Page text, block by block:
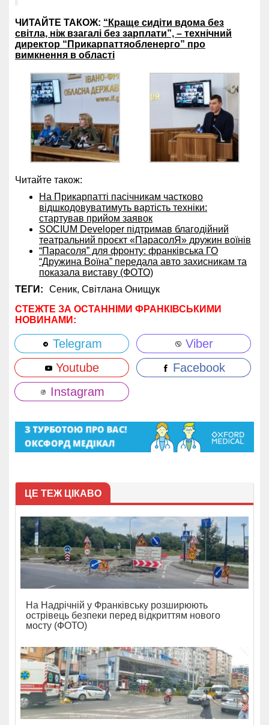
ЧИТАЙТЕ ТАКОЖ: “Краще сидіти вдома без
світла, ніж взагалі без зарплати”, – технічний
директор “Прикарпаттяобленерго” про
вимкнення в області
Читайте також:
На Прикарпатті пасічникам частково
відшкодовуватимуть вартість техніки:
стартував прийом заявок
SOCIUM Developer підтримав благодійний
театральний проєкт «ПарасолЯ» дружин воїнів
“Парасоля” для фронту: франківська ГО
“Дружина Воїна” передала авто захисникам та
показала виставу (ФОТО)
ТЕГИ:
Сеник, Світлана Онищук
СТЕЖТЕ ЗА ОСТАННІМИ ФРАНКІВСЬКИМИ
НОВИНАМИ:
Telegram
Viber
Youtube
Facebook
Instagram
ЦЕ ТЕЖ ЦІКАВО
На Надрічній у Франківську розширюють
острівець безпеки перед відкриттям нового
мосту (ФОТО)